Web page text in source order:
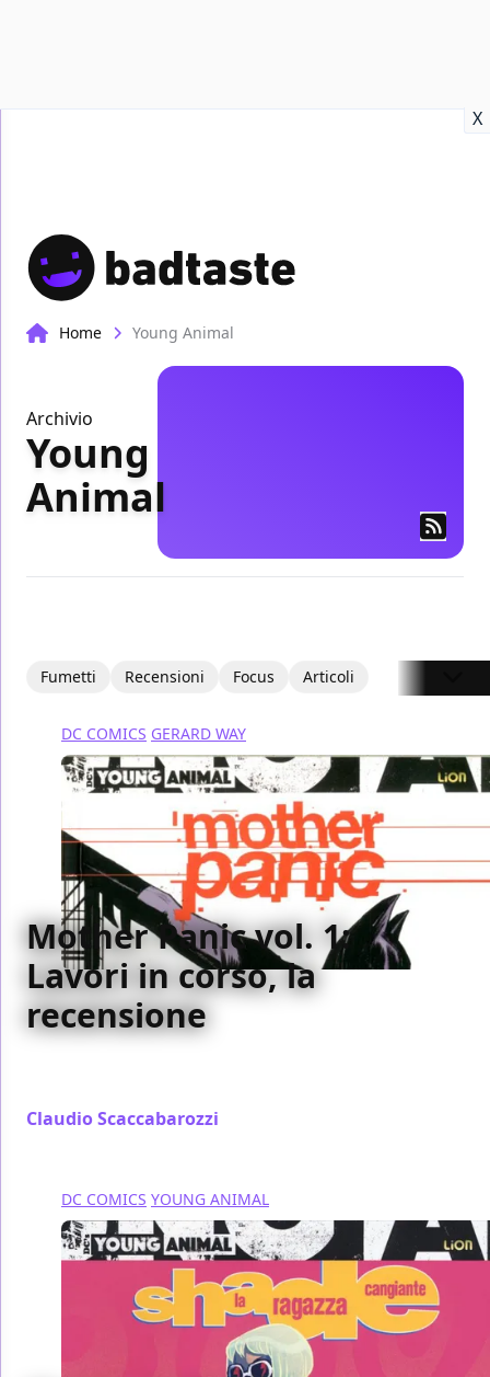
X
Home Young Animal
Archivio
Young
Animal
Fumetti Recensioni Focus Articoli
DC COMICS GERARD WAY
Mother Panic vol. 1:
Lavori in corso, la
recensione
Claudio Scaccabarozzi
DC COMICS YOUNG ANIMAL